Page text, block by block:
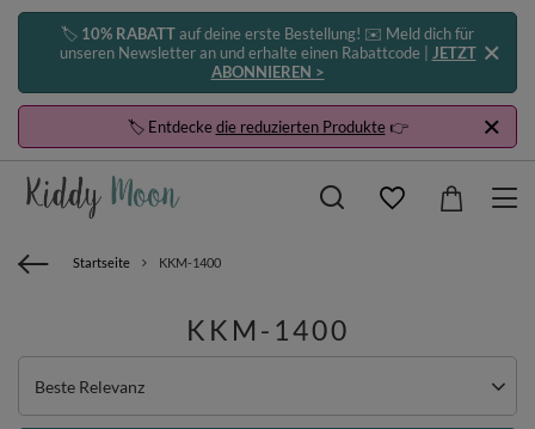
🏷️ 10% RABATTauf deine erste Bestellung! ✉️ Meld dich für
unseren Newsletter an und erhalte einen Rabattcode | JETZT
ABONNIEREN >
🏷️ Entdeckedie reduzierten Produkte👉
Startseite KKM-1400
KKM-1400
Sortierung ändern
Beste Relevanz